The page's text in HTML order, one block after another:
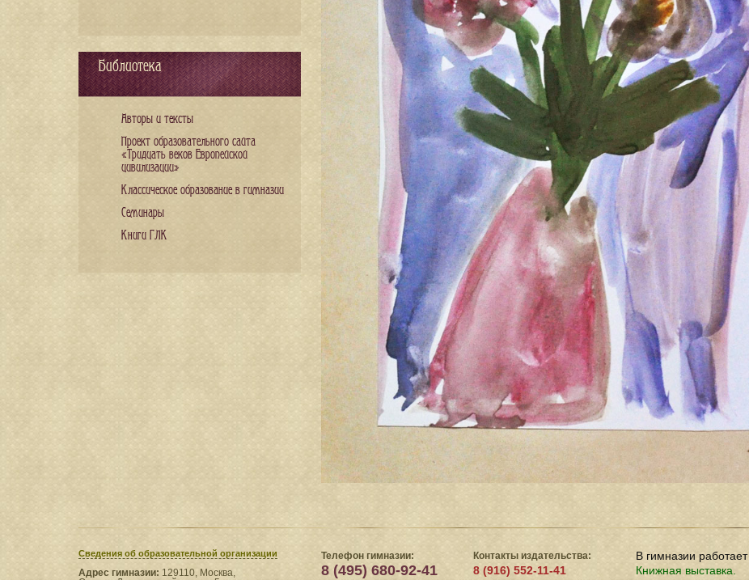
Библиотека
Авторы и тексты
Проект образовательного сайта
«Тридцать веков Европейской
цивилизации»
Классическое образование в гимназии
Семинары
Книги ГЛК
Сведения​ об образовательной организации
Адрес гимназии: 129110, Москва,
Телефон гимназии:
8 (495) 680-92-41
Контакты издательства:
8 (916) 552-11-41
В гимназии работает
Книжная выставка.